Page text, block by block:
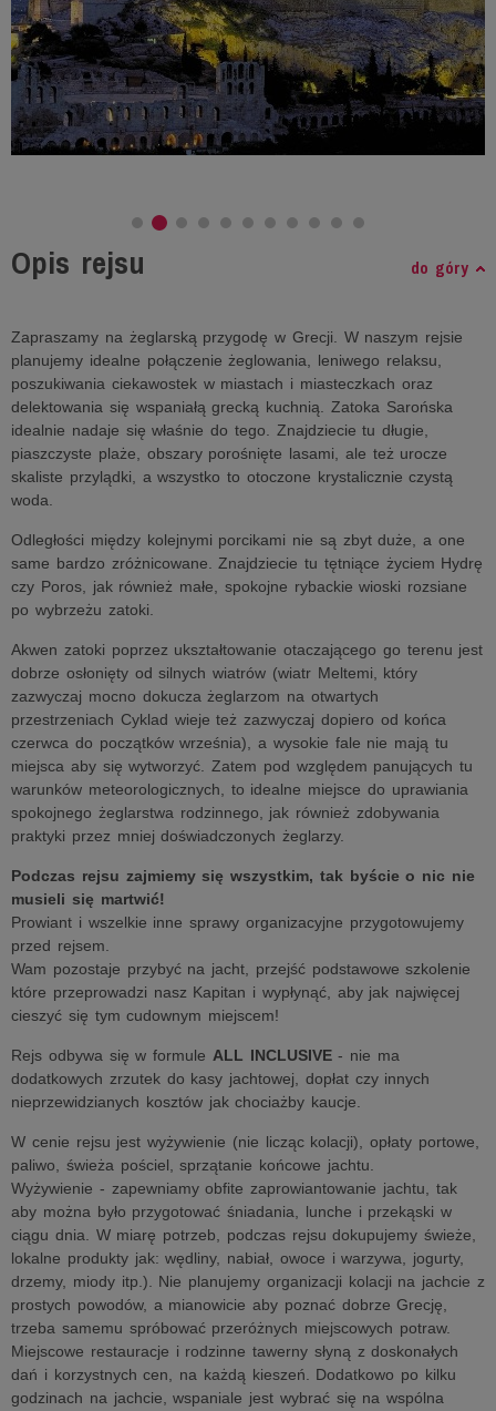
Opis rejsu do góry
Zapraszamy na żeglarską przygodę w Grecji. W naszym rejsie
planujemy idealne połączenie żeglowania, leniwego relaksu,
poszukiwania ciekawostek w miastach i miasteczkach oraz
delektowania się wspaniałą grecką kuchnią. Zatoka Sarońska
idealnie nadaje się właśnie do tego. Znajdziecie tu długie,
piaszczyste plaże, obszary porośnięte lasami, ale też urocze
skaliste przylądki, a wszystko to otoczone krystalicznie czystą
woda.
Odległości między kolejnymi porcikami nie są zbyt duże, a one
same bardzo zróżnicowane. Znajdziecie tu tętniące życiem Hydrę
czy Poros, jak również małe, spokojne rybackie wioski rozsiane
po wybrzeżu zatoki.
Akwen zatoki poprzez ukształtowanie otaczającego go terenu jest
dobrze osłonięty od silnych wiatrów (wiatr Meltemi, który
zazwyczaj mocno dokucza żeglarzom na otwartych
przestrzeniach Cyklad wieje też zazwyczaj dopiero od końca
czerwca do początków września), a wysokie fale nie mają tu
miejsca aby się wytworzyć. Zatem pod względem panujących tu
warunków meteorologicznych, to idealne miejsce do uprawiania
spokojnego żeglarstwa rodzinnego, jak również zdobywania
praktyki przez mniej doświadczonych żeglarzy.
Podczas rejsu zajmiemy się wszystkim, tak byście o nic nie
musieli się martwić!
Prowiant i wszelkie inne sprawy organizacyjne przygotowujemy
przed rejsem.
Wam pozostaje przybyć na jacht, przejść podstawowe szkolenie
które przeprowadzi nasz Kapitan i wypłynąć, aby jak najwięcej
cieszyć się tym cudownym miejscem!
Rejs odbywa się w formule ALL INCLUSIVE- nie ma
dodatkowych zrzutek do kasy jachtowej, dopłat czy innych
nieprzewidzianych kosztów jak chociażby kaucje.
W cenie rejsu jest wyżywienie (nie licząc kolacji), opłaty portowe,
paliwo, świeża pościel, sprzątanie końcowe jachtu.
Wyżywienie - zapewniamy obfite zaprowiantowanie jachtu, tak
aby można było przygotować śniadania, lunche i przekąski w
ciągu dnia. W miarę potrzeb, podczas rejsu dokupujemy świeże,
lokalne produkty jak: wędliny, nabiał, owoce i warzywa, jogurty,
drzemy, miody itp.). Nie planujemy organizacji kolacji na jachcie z
prostych powodów, a mianowicie aby poznać dobrze Grecję,
trzeba samemu spróbować przeróżnych miejscowych potraw.
Miejscowe restauracje i rodzinne tawerny słyną z doskonałych
dań i korzystnych cen, na każdą kieszeń. Dodatkowo po kilku
godzinach na jachcie, wspaniale jest wybrać się na wspólna